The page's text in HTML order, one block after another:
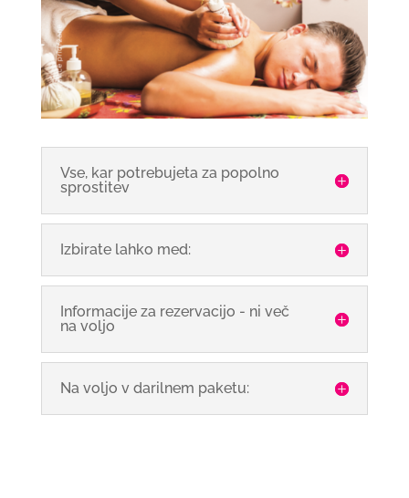
Vse, kar potrebujeta za popolno
sprostitev
Izbirate lahko med:
Informacije za rezervacijo - ni več
na voljo
Na voljo v darilnem paketu: